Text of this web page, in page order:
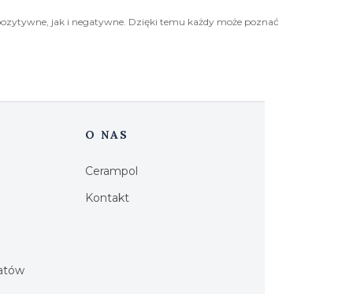
jak i negatywne. Dzięki temu każdy może poznać
O NAS
Cerampol
Kontakt